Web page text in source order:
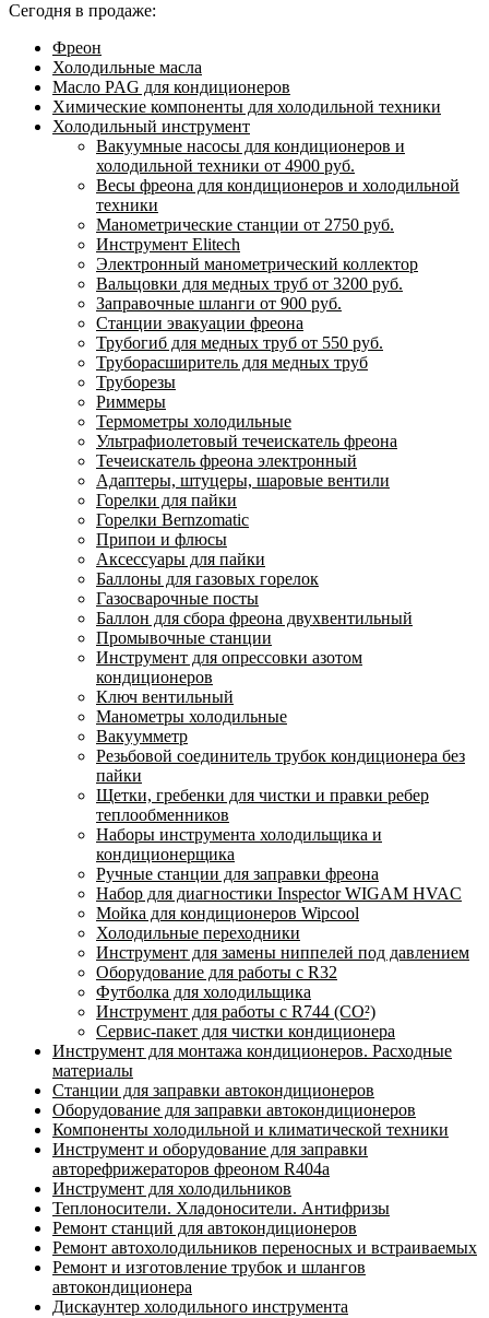
Сегодня в продаже:
Фреон
Холодильные масла
Масло PAG для кондиционеров
Химические компоненты для холодильной техники
Холодильный инструмент
Вакуумные насосы для кондиционеров и
холодильной техники от 4900 руб.
Весы фреона для кондиционеров и холодильной
техники
Манометрические станции от 2750 руб.
Инструмент Elitech
Электронный манометрический коллектор
Вальцовки для медных труб от 3200 руб.
Заправочные шланги от 900 руб.
Станции эвакуации фреона
Трубогиб для медных труб от 550 руб.
Труборасширитель для медных труб
Труборезы
Риммеры
Термометры холодильные
Ультрафиолетовый течеискатель фреона
Течеискатель фреона электронный
Адаптеры, штуцеры, шаровые вентили
Горелки для пайки
Горелки Bernzomatic
Припои и флюсы
Аксессуары для пайки
Баллоны для газовых горелок
Газосварочные посты
Баллон для сбора фреона двухвентильный
Промывочные станции
Инструмент для опрессовки азотом
кондиционеров
Ключ вентильный
Манометры холодильные
Вакуумметр
Резьбовой соединитель трубок кондиционера без
пайки
Щетки, гребенки для чистки и правки ребер
теплообменников
Наборы инструмента холодильщика и
кондиционерщика
Ручные станции для заправки фреона
Набор для диагностики Inspector WIGAM HVAC
Мойка для кондиционеров Wipcool
Холодильные переходники
Инструмент для замены ниппелей под давлением
Оборудование для работы с R32
Футболка для холодильщика
Инструмент для работы с R744 (CO²)
Сервис-пакет для чистки кондиционера
Инструмент для монтажа кондиционеров. Расходные
материалы
Станции для заправки автокондиционеров
Оборудование для заправки автокондиционеров
Компоненты холодильной и климатической техники
Инструмент и оборудование для заправки
авторефрижераторов фреоном R404a
Инструмент для холодильников
Теплоносители. Хладоносители. Антифризы
Ремонт станций для автокондиционеров
Ремонт автохолодильников переносных и встраиваемых
Ремонт и изготовление трубок и шлангов
автокондиционера
Дискаунтер холодильного инструмента